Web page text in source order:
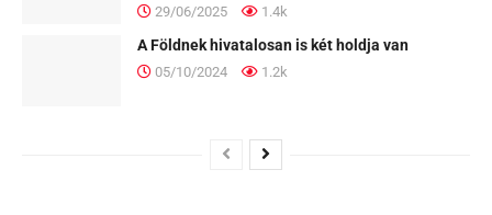
29/06/2025 1.4k
A Földnek hivatalosan is két holdja van
05/10/2024 1.2k